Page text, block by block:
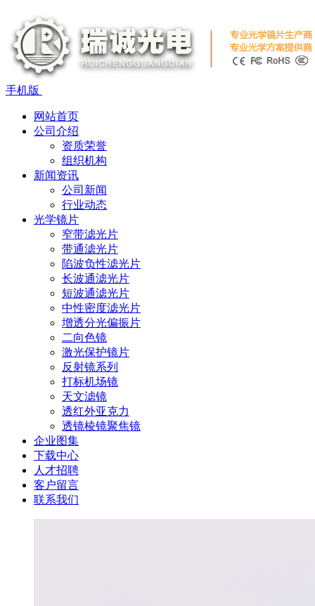
手机版
网站首页
公司介绍
资质荣誉
组织机构
新闻资讯
公司新闻
行业动态
光学镜片
窄带滤光片
带通滤光片
陷波负性滤光片
长波通滤光片
短波通滤光片
中性密度滤光片
增透分光偏振片
二向色镜
激光保护镜片
反射镜系列
打标机场镜
天文滤镜
透红外亚克力
透镜棱镜聚焦镜
企业图集
下载中心
人才招聘
客户留言
联系我们